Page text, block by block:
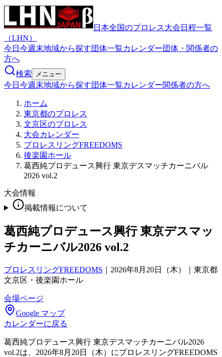
日本全国のプロレス大会日程一覧
（LHN）
今日 今週末地域から探す団体一覧カレンダー団体・関係者の
方へ
検索
メニュー
今日 今週末地域から探す団体一覧カレンダー関係者の方へ
ホーム
東京都のプロレス
文京区のプロレス
大会カレンダー
プロレスリングFREEDOMS
後楽園ホール
葛西純プロデュース興行 東京デスマッチカーニバル
2026 vol.2
大会情報
掲載情報について
葛西純プロデュース興行 東京デスマッ
チカーニバル2026 vol.2
プロレスリングFREEDOMS
2026年8月20日（木）｜東京都
文京区・後楽園ホール
会場ページ
Google マップ
カレンダーに戻る
葛西純プロデュース興行 東京デスマッチカーニバル2026
vol.2は、2026年8月20日（木）にプロレスリングFREEDOMS